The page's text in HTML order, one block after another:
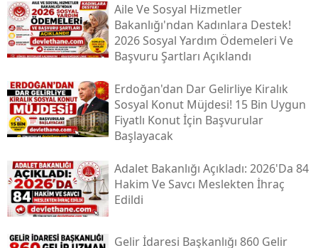
Aile Ve Sosyal Hizmetler
Bakanlığı'ndan Kadınlara Destek!
2026 Sosyal Yardım Ödemeleri Ve
Başvuru Şartları Açıklandı
Erdoğan'dan Dar Gelirliye Kiralık
Sosyal Konut Müjdesi! 15 Bin Uygun
Fiyatlı Konut İçin Başvurular
Başlayacak
Adalet Bakanlığı Açıkladı: 2026'da 84
Hakim Ve Savcı Meslekten İhraç
Edildi
Gelir İdaresi Başkanlığı 860 Gelir